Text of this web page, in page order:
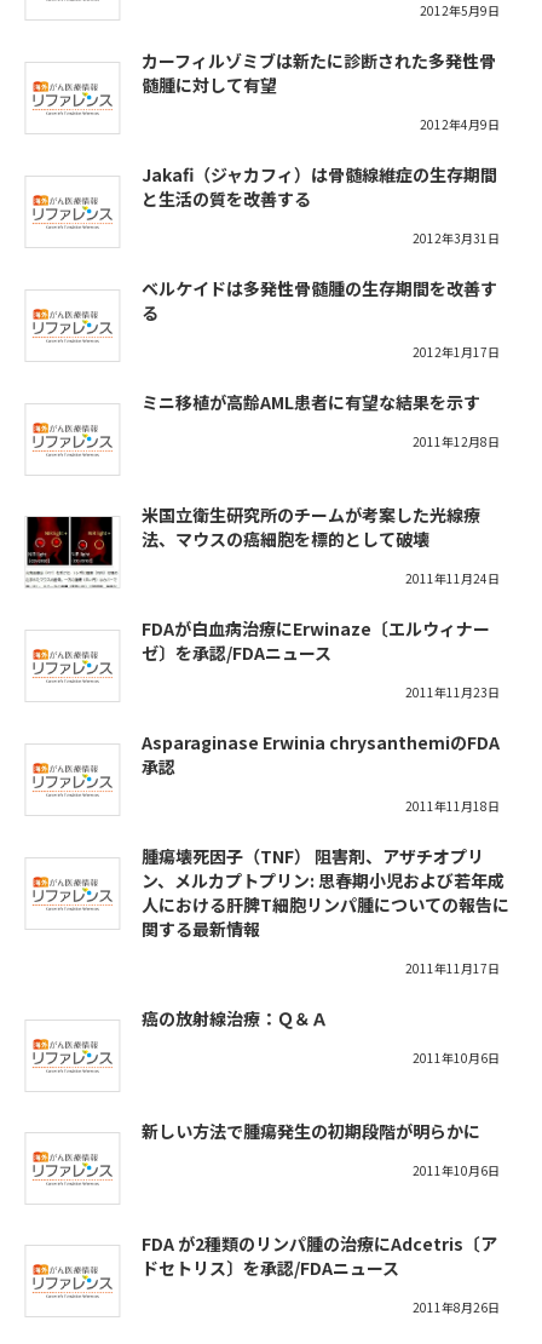
2012年5月9日
カーフィルゾミブは新たに診断された多発性骨
髄腫に対して有望
2012年4月9日
Jakafi（ジャカフィ）は骨髄線維症の生存期間
と生活の質を改善する
2012年3月31日
ベルケイドは多発性骨髄腫の生存期間を改善す
る
2012年1月17日
ミニ移植が高齢AML患者に有望な結果を示す
2011年12月8日
米国立衛生研究所のチームが考案した光線療
法、マウスの癌細胞を標的として破壊
2011年11月24日
FDAが白血病治療にErwinaze〔エルウィナー
ゼ〕を承認/FDAニュース
2011年11月23日
Asparaginase Erwinia chrysanthemiのFDA
承認
2011年11月18日
腫瘍壊死因子（TNF） 阻害剤、アザチオプリ
ン、メルカプトプリン: 思春期小児および若年成
人における肝脾T細胞リンパ腫についての報告に
関する最新情報
2011年11月17日
癌の放射線治療：Ｑ＆Ａ
2011年10月6日
新しい方法で腫瘍発生の初期段階が明らかに
2011年10月6日
FDA が2種類のリンパ腫の治療にAdcetris〔ア
ドセトリス〕を承認/FDAニュース
2011年8月26日